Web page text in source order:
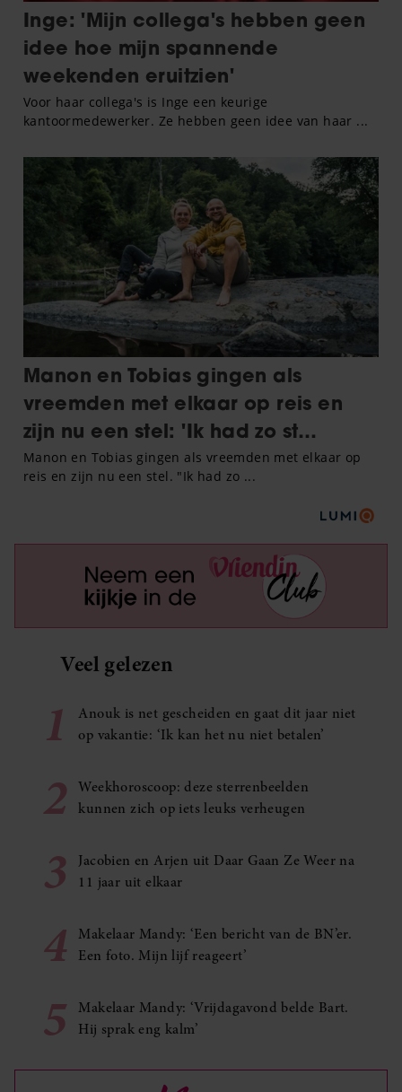
Veel gelezen
1
Anouk is net gescheiden en gaat dit jaar niet
op vakantie: ‘Ik kan het nu niet betalen’
2
Weekhoroscoop: deze sterrenbeelden
kunnen zich op iets leuks verheugen
3
Jacobien en Arjen uit Daar Gaan Ze Weer na
11 jaar uit elkaar
4
Makelaar Mandy: ‘Een bericht van de BN’er.
Een foto. Mijn lijf reageert’
5
Makelaar Mandy: ‘Vrijdagavond belde Bart.
Hij sprak eng kalm’